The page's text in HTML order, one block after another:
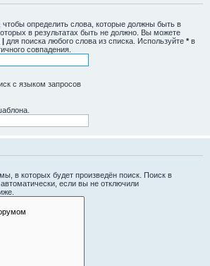
, чтобы определить слова, которые должны быть в
в результатах быть не должно. Вы можете
| для поиска любого слова из списка. Используйте * в
совпадения.
с языком запросов
в которых будет произведён поиск. Поиск в
если вы не отключили